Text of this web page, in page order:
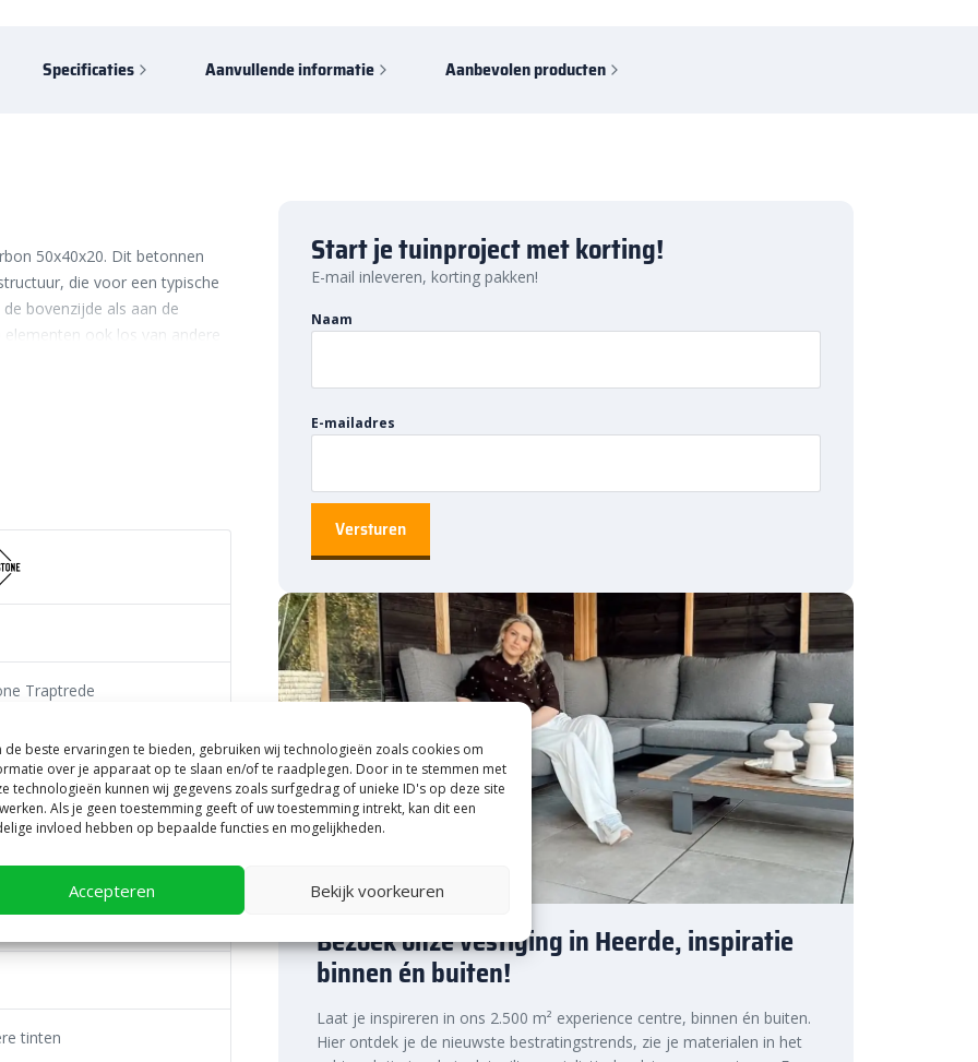
de beste ervaringen te bieden, gebruiken wij technologieën zoals cookies om
over je apparaat op te slaan en/of te raadplegen. Door in te stemmen met
technologieën kunnen wij gegevens zoals surfgedrag of unieke ID's op deze site
Als je geen toestemming geeft of uw toestemming intrekt, kan dit een
invloed hebben op bepaalde functies en mogelijkheden.
Accepteren Bekijk voorkeuren
Specificaties Aanvullende informatie Aanbevolen producten
50x40x20. Dit betonnen
die voor een typische
bovenzijde als aan de
ook los van andere
Oud Hollandse
en levendig tot
je doet het met Oud
andere
verkrijgbaar in verschillende
is. Of je nou voor een
de volgende kleuren:
Je kan namelijk niet
uit vele andere soorten
stapelelementen
metzitelementen. Of wat
je weer in kunt sluiten met
Traptrede
tinten
Start je tuinproject met korting!
E-mail inleveren, korting pakken!
Naam
E-mailadres
Bezoek onze vestiging in Heerde, inspiratie
binnen én buiten!
Laat je inspireren in ons 2.500 m² experience centre, binnen én buiten.
Hier ontdek je de nieuwste bestratingstrends, zie je materialen in het